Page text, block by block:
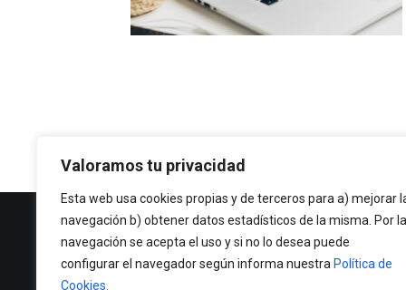
Valoramos tu privacidad
Esta web usa cookies propias y de terceros para a) mejorar
navegación b) obtener datos estadísticos de la misma. Por la
navegación se acepta el uso y si no lo desea puede
configurar el navegador según informa nuestra Política de
Cookies.
Política de Privacidad
Política de cookies